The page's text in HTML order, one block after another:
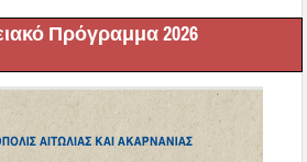
Πρόγραμμα 2026